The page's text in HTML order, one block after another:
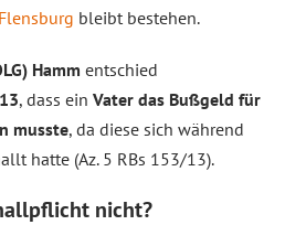
bleibt bestehen.
Hamm entschied
, dass ein Vater das Bußgeld für
musste, da diese sich während
hatte (Az. 5 RBs 153/13).
nicht?